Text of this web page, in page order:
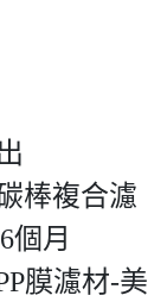
棒複合濾
個月
膜濾材-美